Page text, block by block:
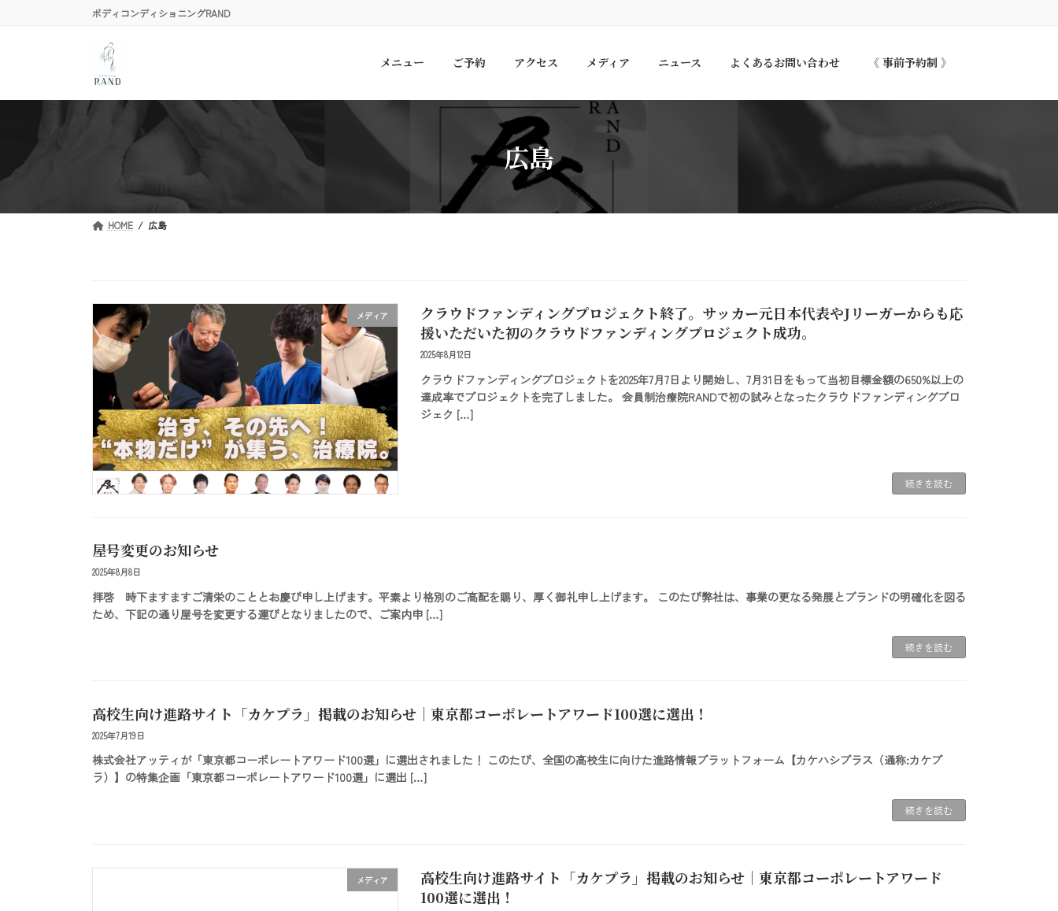
プ
動
ボディコンディショニングRAND
メニュー ご予約 アクセス メディア ニュース よくあるお問い合わせ 《 事前予約制 》
広島
HOME 広島
メディア
クラウドファンディングプロジェクト終了。サッカー元日本代表やJリーガーからも応
援いただいた初のクラウドファンディングプロジェクト成功。
2025年8月12日
クラウドファンディングプロジェクトを2025年7月7日より開始し、7月31日をもって当初目標金額の650%以上の
達成率でプロジェクトを完了しました。 会員制治療院RANDで初の試みとなったクラウドファンディングプロ
ジェク […]
続きを読む
屋号変更のお知らせ
2025年8月8日
拝啓 時下ますますご清栄のこととお慶び申し上げます。平素より格別のご高配を賜り、厚く御礼申し上げます。 このたび弊社は、事業の更なる発展とブランドの明確化を図る
ため、下記の通り屋号を変更する運びとなりましたので、ご案内申 […]
続きを読む
高校生向け進路サイト「カケプラ」掲載のお知らせ｜東京都コーポレートアワード100選に選出！
2025年7月19日
株式会社アッティが「東京都コーポレートアワード100選」に選出されました！ このたび、全国の高校生に向けた進路情報プラットフォーム【カケハシプラス（通称:カケプ
ラ）】の特集企画「東京都コーポレートアワード100選」に選出 […]
続きを読む
メディア
高校生向け進路サイト「カケプラ」掲載のお知らせ｜東京都コーポレートアワード
100選に選出！